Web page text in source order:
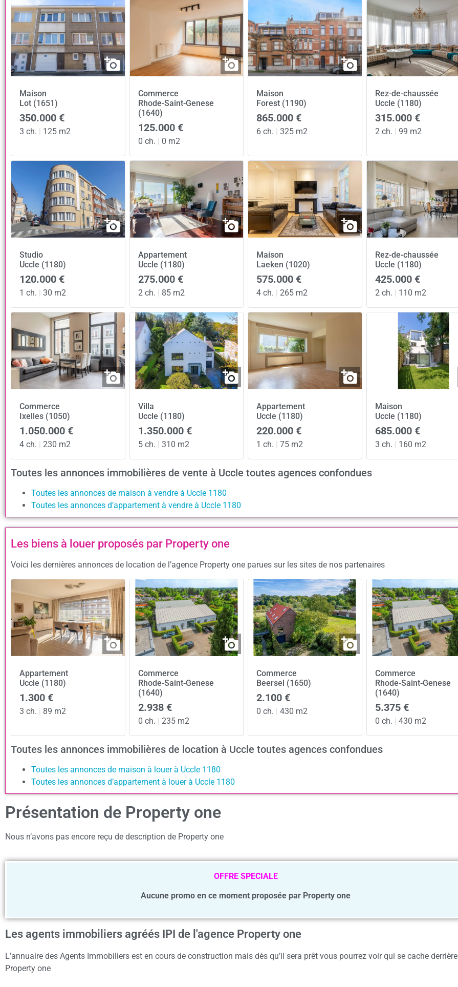
Maison
Lot (1651)
350.000 €
3 ch. | 125 m2
Commerce
Rhode-Saint-Genese
(1640)
125.000 €
0 ch. | 0 m2
Maison
Forest (1190)
865.000 €
6 ch. | 325 m2
Rez-de-chaussée
Uccle (1180)
315.000 €
2 ch. | 99 m2
Studio
Uccle (1180)
120.000 €
1 ch. | 30 m2
Appartement
Uccle (1180)
275.000 €
2 ch. | 85 m2
Maison
Laeken (1020)
575.000 €
4 ch. | 265 m2
Rez-de-chaussée
Uccle (1180)
425.000 €
2 ch. | 110 m2
Commerce
Ixelles (1050)
1.050.000 €
4 ch. | 230 m2
Villa
Uccle (1180)
1.350.000 €
5 ch. | 310 m2
Appartement
Uccle (1180)
220.000 €
1 ch. | 75 m2
Maison
Uccle (1180)
685.000 €
3 ch. | 160 m2
Toutes les annonces immobilières de vente à Uccle toutes agences confondues
Toutes les annonces de maison à vendre à Uccle 1180
Toutes les annonces d’appartement à vendre à Uccle 1180
Les biens à louer proposés par Property one
Voici les dernières annonces de location de l’agence Property one parues sur les sites de nos partenaires
Appartement
Uccle (1180)
1.300 €
3 ch. | 89 m2
Commerce
Rhode-Saint-Genese
(1640)
2.938 €
0 ch. | 235 m2
Commerce
Beersel (1650)
2.100 €
0 ch. | 430 m2
Commerce
Rhode-Saint-Genese
(1640)
5.375 €
0 ch. | 430 m2
Toutes les annonces immobilières de location à Uccle toutes agences confondues
Toutes les annonces de maison à louer à Uccle 1180
Toutes les annonces d’appartement à louer à Uccle 1180
Présentation de Property one
Nous n’avons pas encore reçu de description de Property one
OFFRE SPECIALE
Aucune promo en ce moment proposée par Property one
Les agents immobiliers agréés IPI de l'agence Property one
L’annuaire des Agents Immobiliers est en cours de construction mais dès qu’il sera prêt vous pourrez voir qui se cache derrière
Property one